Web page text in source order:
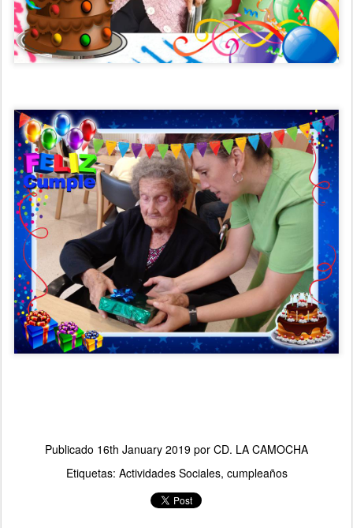
Publicado 16th January 2019 por CD. LA CAMOCHA
Etiquetas: Actividades Sociales cumpleaños